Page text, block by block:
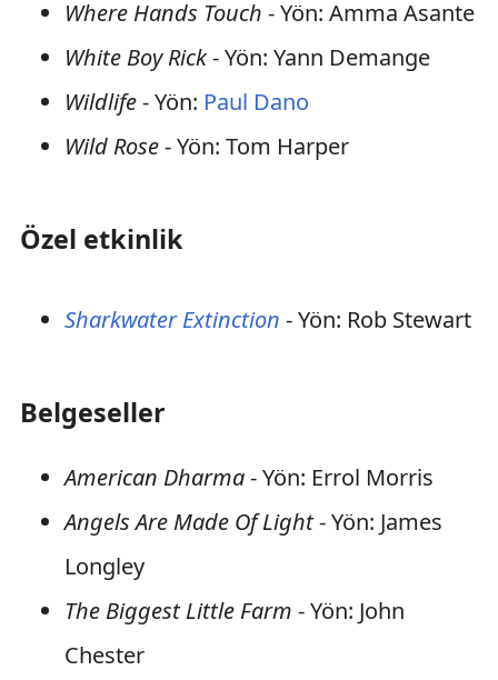
Where Hands Touch - Yön: Amma Asante
White Boy Rick- Yön: Yann Demange
Wildlife- Yön: Paul Dano
Wild Rose- Yön: Tom Harper
Özel etkinlik
Sharkwater Extinction - Yön: Rob Stewart
Belgeseller
American Dharma- Yön: Errol Morris
Angels Are Made Of Light- Yön: James
Longley
The Biggest Little Farm - Yön: John
Chester